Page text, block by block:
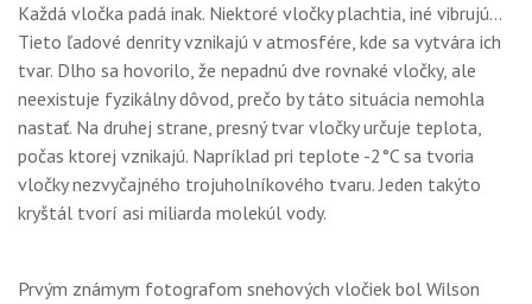
SÚŤAŽE
KALENDÁR AKCIÍ
WORKSHOPY
OBCHOD
Každá vločka padá inak. Niektoré vločky plachtia, iné vibrujú...
Tieto ľadové denrity vznikajú v atmosfére, kde sa vytvára ich
tvar. Dlho sa hovorilo, že nepadnú dve rovnaké vločky, ale
neexistuje fyzikálny dôvod, prečo by táto situácia nemohla
nastať. Na druhej strane, presný tvar vločky určuje teplota,
počas ktorej vznikajú. Napríklad pri teplote -2°C sa tvoria
vločky nezvyčajného trojuholníkového tvaru. Jeden takýto
kryštál tvorí asi miliarda molekúl vody.
Prvým známym fotografom snehových vločiek bol Wilson